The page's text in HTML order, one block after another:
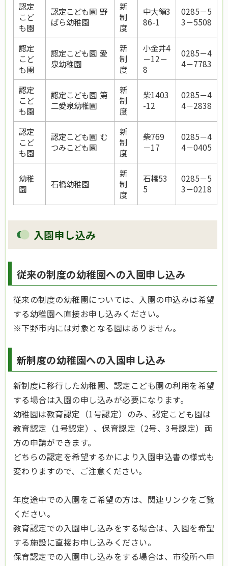
認定
こど
も園
認定こども園 野
ばら幼稚園
新
制
度
中大領3
86-1
0285－5
3－5508
認定
こど
も園
認定こども園 愛
泉幼稚園
新
制
度
小金井4
－12－
8
0285－4
4－7783
認定
こど
も園
認定こども園 第
二愛泉幼稚園
新
制
度
柴1403
-12
0285－4
4－2838
認定
こど
も園
認定こども園 む
つみこども園
新
制
度
柴769
－17
0285－4
4－0405
幼稚
園
石橋幼稚園
新
制
度
石橋53
5
0285－5
3－0218
入園申し込み
従来の制度の幼稚園への入園申し込み
従来の制度の幼稚園については、入園の申込みは希望
する幼稚園へ直接お申し込みください。
※下野市内には対象となる園はありません。
新制度の幼稚園への入園申し込み
新制度に移行した幼稚園、認定こども園の利用を希望
する場合は入園の申し込みが必要になります。
幼稚園は教育認定（1号認定）のみ、認定こども園は
教育認定（1号認定）、保育認定（2号、3号認定）両
方の申請ができます。
どちらの認定を希望するかにより入園申込書の様式も
変わりますので、ご注意ください。
年度途中での入園をご希望の方は、関連リンクをご覧
ください。
教育認定での入園申し込みをする場合は、入園を希望
する施設に直接お申し込みください。
保育認定での入園申し込みをする場合は、市役所へ申